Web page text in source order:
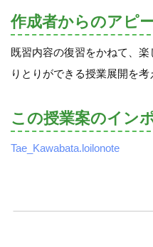
作成者からのアピ
既習内容の復習をかねて、
りとりができる授業展開を考
この授業案のイン
Tae_Kawabata.loilonote